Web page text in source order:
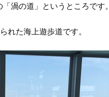
渦の道」というところです。
れた海上遊歩道です。